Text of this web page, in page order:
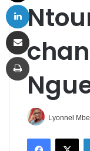
Lyonnel
FacebookX
Imprimer